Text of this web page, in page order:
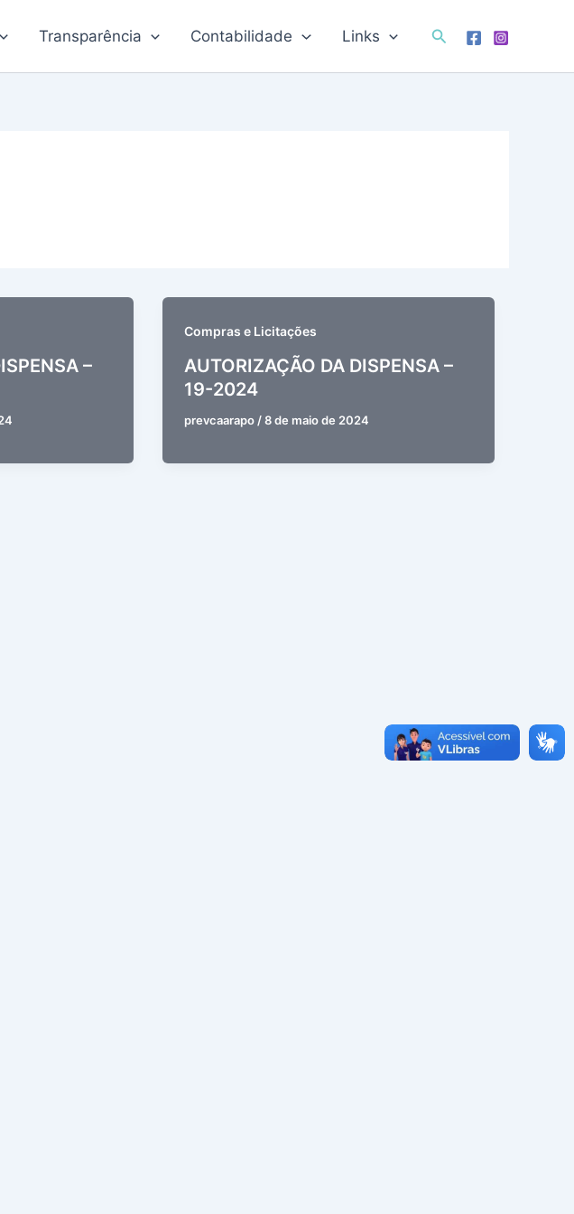
Transparência Contabilidade Links Pesquisar
–
Compras e Licitações
AUTORIZAÇÃO DA DISPENSA –
19-2024
prevcaarapo /8 de maio de 2024